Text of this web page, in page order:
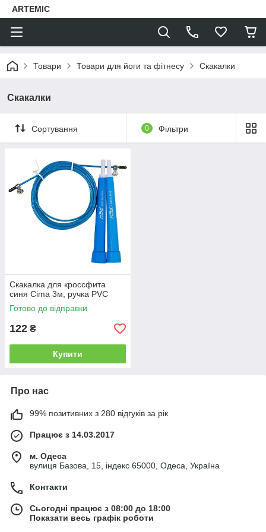
ARTEMIC
Товари Товари для йоги та фітнесу Скакалки
Скакалки
Сортування 0 Фільтри
Скакалка для кроссфита
синя Cima 3м, ручка PVC
Готово до відправки
122 ₴
Купити
Про нас
99% позитивних з 280 відгуків за рік
Працює з 14.03.2017
м. Одеса
вулиця Базова, 15, індекс 65000, Одеса, Україна
Контакти
Сьогодні працює з 08:00 до 18:00
Показати весь графік роботи